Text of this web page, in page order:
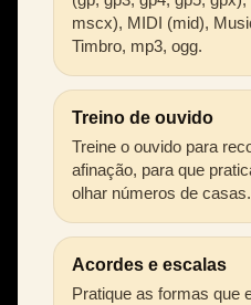
mscx), MIDI (mid),
Timbro, mp3, ogg.
Treino de ouvido
Treine o ouvido para
afinação, para que
olhar números de casas.
Acordes e escalas
Pratique as formas que